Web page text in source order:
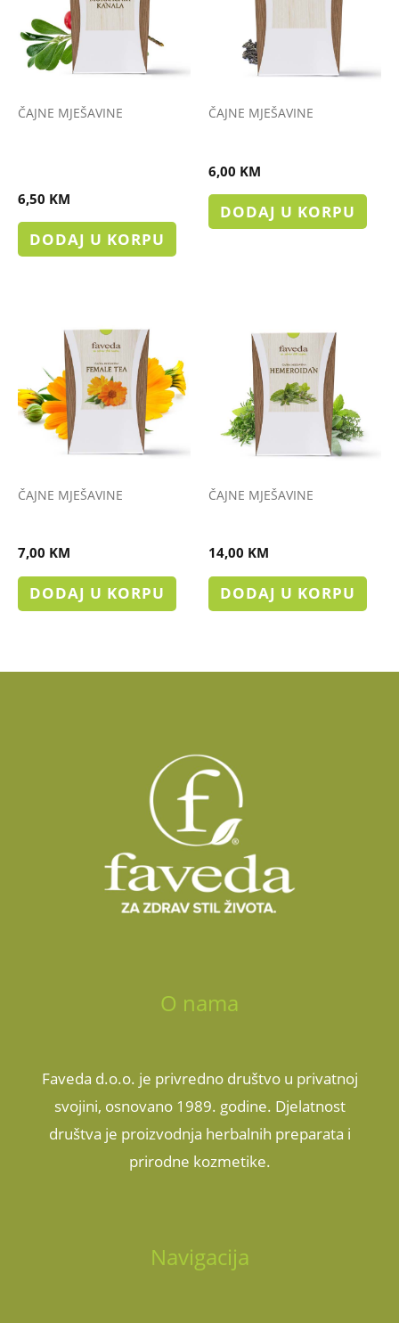
ČAJNE MJEŠAVINE
6,50 KM
DODAJ U KORPU
ČAJNE MJEŠAVINE
6,00 KM
DODAJ U KORPU
ČAJNE MJEŠAVINE
7,00 KM
DODAJ U KORPU
ČAJNE MJEŠAVINE
14,00 KM
DODAJ U KORPU
O nama
Faveda d.o.o. je privredno društvo u privatnoj
svojini, osnovano 1989. godine. Djelatnost
društva je proizvodnja herbalnih preparata i
prirodne kozmetike.
Navigacija